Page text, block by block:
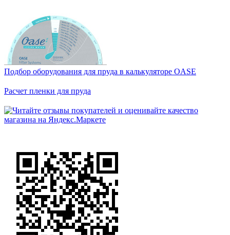
Подбор оборудования для пруда в калькуляторе OASE
Расчет пленки для пруда